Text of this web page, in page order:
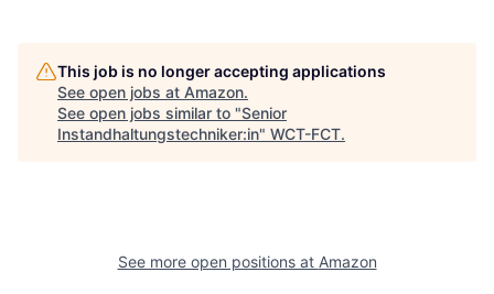
This job is no longer accepting applications
See open jobs at Amazon.
See open jobs similar to "Senior
Instandhaltungstechniker:in" WCT-FCT.
See more open positions at Amazon